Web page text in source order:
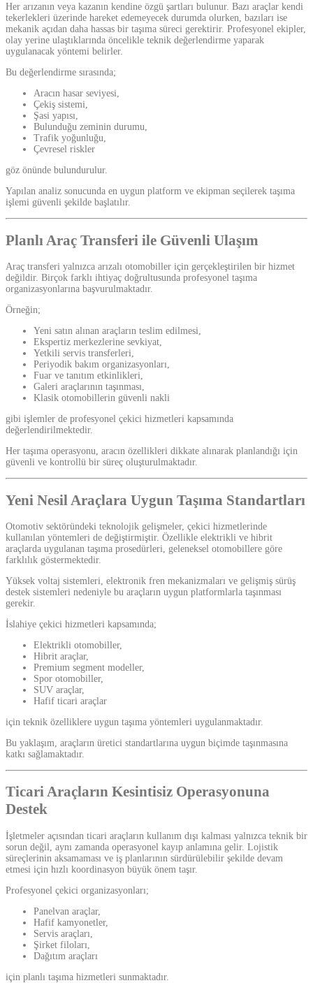
Her arızanın veya kazanın kendine özgü şartları bulunur. Bazı araçlar kendi
tekerlekleri üzerinde hareket edemeyecek durumda olurken, bazıları ise
mekanik açıdan daha hassas bir taşıma süreci gerektirir. Profesyonel ekipler,
olay yerine ulaştıklarında öncelikle teknik değerlendirme yaparak
uygulanacak yöntemi belirler.
Bu değerlendirme sırasında;
Aracın hasar seviyesi,
Çekiş sistemi,
Şasi yapısı,
Bulunduğu zeminin durumu,
Trafik yoğunluğu,
Çevresel riskler
göz önünde bulundurulur.
Yapılan analiz sonucunda en uygun platform ve ekipman seçilerek taşıma
işlemi güvenli şekilde başlatılır.
Planlı Araç Transferi ile Güvenli Ulaşım
Araç transferi yalnızca arızalı otomobiller için gerçekleştirilen bir hizmet
değildir. Birçok farklı ihtiyaç doğrultusunda profesyonel taşıma
organizasyonlarına başvurulmaktadır.
Örneğin;
Yeni satın alınan araçların teslim edilmesi,
Ekspertiz merkezlerine sevkiyat,
Yetkili servis transferleri,
Periyodik bakım organizasyonları,
Fuar ve tanıtım etkinlikleri,
Galeri araçlarının taşınması,
Klasik otomobillerin güvenli nakli
gibi işlemler de profesyonel çekici hizmetleri kapsamında
değerlendirilmektedir.
Her taşıma operasyonu, aracın özellikleri dikkate alınarak planlandığı için
güvenli ve kontrollü bir süreç oluşturulmaktadır.
Yeni Nesil Araçlara Uygun Taşıma Standartları
Otomotiv sektöründeki teknolojik gelişmeler, çekici hizmetlerinde
kullanılan yöntemleri de değiştirmiştir. Özellikle elektrikli ve hibrit
araçlarda uygulanan taşıma prosedürleri, geleneksel otomobillere göre
farklılık göstermektedir.
Yüksek voltaj sistemleri, elektronik fren mekanizmaları ve gelişmiş sürüş
destek sistemleri nedeniyle bu araçların uygun platformlarla taşınması
gerekir.
İslahiye çekici hizmetleri kapsamında;
Elektrikli otomobiller,
Hibrit araçlar,
Premium segment modeller,
Spor otomobiller,
SUV araçlar,
Hafif ticari araçlar
için teknik özelliklere uygun taşıma yöntemleri uygulanmaktadır.
Bu yaklaşım, araçların üretici standartlarına uygun biçimde taşınmasına
katkı sağlamaktadır.
Ticari Araçların Kesintisiz Operasyonuna
Destek
İşletmeler açısından ticari araçların kullanım dışı kalması yalnızca teknik bir
sorun değil, aynı zamanda operasyonel kayıp anlamına gelir. Lojistik
süreçlerinin aksamaması ve iş planlarının sürdürülebilir şekilde devam
etmesi için hızlı koordinasyon büyük önem taşır.
Profesyonel çekici organizasyonları;
Panelvan araçlar,
Hafif kamyonetler,
Servis araçları,
Şirket filoları,
Dağıtım araçları
için planlı taşıma hizmetleri sunmaktadır.